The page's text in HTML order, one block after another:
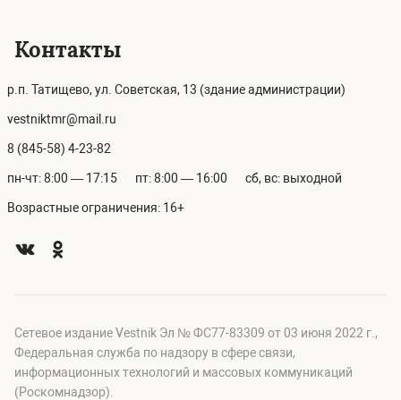
Контакты
р.п. Татищево, ул. Советская, 13 (здание администрации)
vestniktmr@mail.ru
8 (845-58) 4-23-82
пн-чт: 8:00 — 17:15 пт: 8:00 — 16:00 сб, вс: выходной
Возрастные ограничения: 16+
Сетевое издание Vestnik Эл № ФС77-83309 от 03 июня 2022 г.,
Федеральная служба по надзору в сфере связи,
информационных технологий и массовых коммуникаций
(Роскомнадзор).